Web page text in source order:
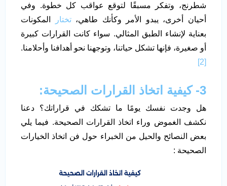
شطرنج، وتفكر مسبقًا لتوقع عواقب كل خطوة. وفي
أحيان أخرى، يبدو الأمر وكأنك طاهي،تختار
المكونات
بعناية لإنشاء الطبق المثالي. سواء كانت القرارات كبيرة
أو صغيرة، فإنها تشكل حياتنا، وتوجهنا نحو أهدافنا وأحلامنا.
[2]
3- كيفية اتخاذ القرارات الصحيحة:
هل وجدت نفسك يومًا ما تشكك في قراراتك؟ دعنا
نكشف الغموض وراء اتخاذ القرارات الصحيحة. فيما يلي
بعض النصائح والحيل من الخبراء حول فن اتخاذ الخيارات
الصحيحة :